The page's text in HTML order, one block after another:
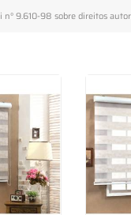
n° 9.610-98 sobre direitos